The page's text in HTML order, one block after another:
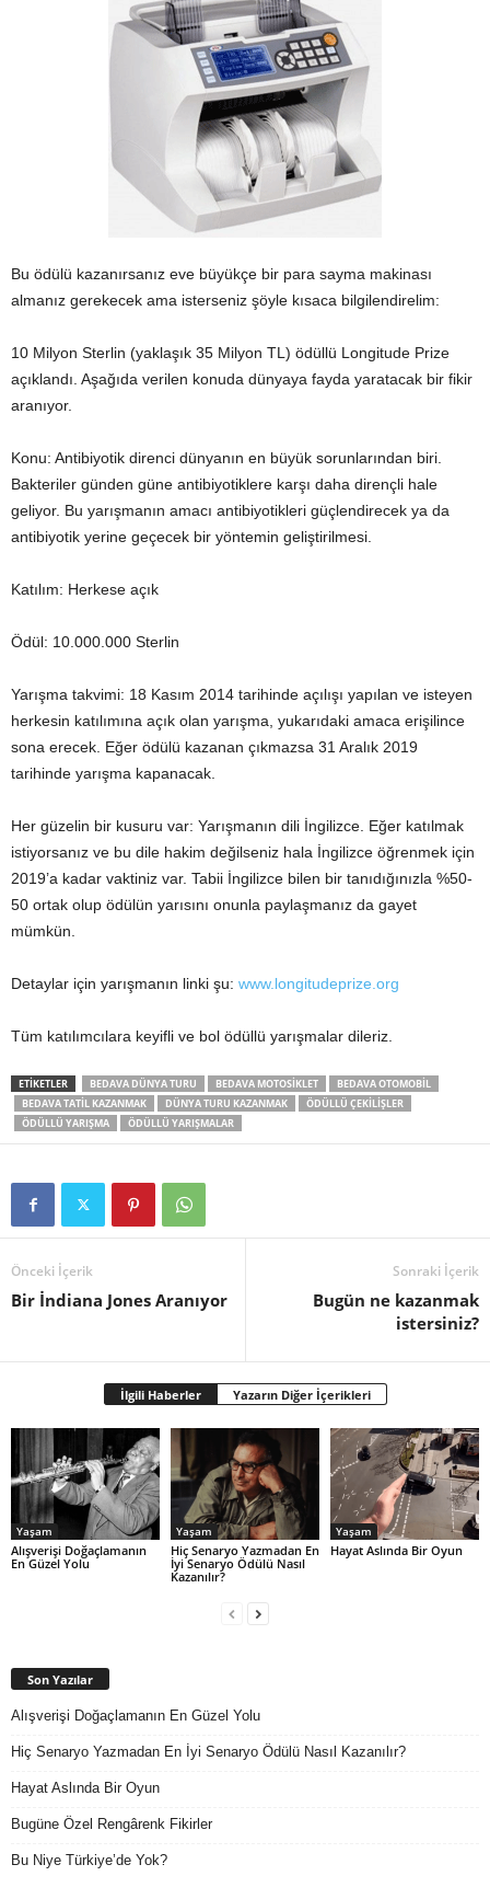
Bu ödülü kazanırsanız eve büyükçe bir para sayma makinası
almanız gerekecek ama isterseniz şöyle kısaca bilgilendirelim:
10 Milyon Sterlin (yaklaşık 35 Milyon TL) ödüllü Longitude Prize
açıklandı. Aşağıda verilen konuda dünyaya fayda yaratacak bir fikir
aranıyor.
Konu: Antibiyotik direnci dünyanın en büyük sorunlarından biri.
Bakteriler günden güne antibiyotiklere karşı daha dirençli hale
geliyor. Bu yarışmanın amacı antibiyotikleri güçlendirecek ya da
antibiyotik yerine geçecek bir yöntemin geliştirilmesi.
Katılım: Herkese açık
Ödül: 10.000.000 Sterlin
Yarışma takvimi: 18 Kasım 2014 tarihinde açılışı yapılan ve isteyen
herkesin katılımına açık olan yarışma, yukarıdaki amaca erişilince
sona erecek. Eğer ödülü kazanan çıkmazsa 31 Aralık 2019
tarihinde yarışma kapanacak.
Her güzelin bir kusuru var: Yarışmanın dili İngilizce. Eğer katılmak
istiyorsanız ve bu dile hakim değilseniz hala İngilizce öğrenmek için
2019’a kadar vaktiniz var. Tabii İngilizce bilen bir tanıdığınızla %50-
50 ortak olup ödülün yarısını onunla paylaşmanız da gayet
mümkün.
Detaylar için yarışmanın linki şu: www.longitudeprize.org
Tüm katılımcılara keyifli ve bol ödüllü yarışmalar dileriz.
ETIKETLER BEDAVA DÜNYA TURU BEDAVA MOTOSIKLET
BEDAVA OTOMOBIL
BEDAVA TATIL KAZANMAK
DÜNYA TURU KAZANMAK
ÖDÜLLÜ ÇEKILIŞLER
ÖDÜLLÜ YARIŞMA
ÖDÜLLÜ YARIŞMALAR
Önceki İçerik
Bir İndiana Jones Aranıyor
Sonraki İçerik
Bugün ne kazanmak
istersiniz?
İlgili Haberler Yazarın Diğer İçerikleri
Yaşam
Alışverişi Doğaçlamanın
En Güzel Yolu
Yaşam
Hiç Senaryo Yazmadan En
İyi Senaryo Ödülü Nasıl
Kazanılır?
Yaşam
Hayat Aslında Bir Oyun
Son Yazılar
Alışverişi Doğaçlamanın En Güzel Yolu
Hiç Senaryo Yazmadan En İyi Senaryo Ödülü Nasıl Kazanılır?
Hayat Aslında Bir Oyun
Bugüne Özel Rengârenk Fikirler
Bu Niye Türkiye’de Yok?